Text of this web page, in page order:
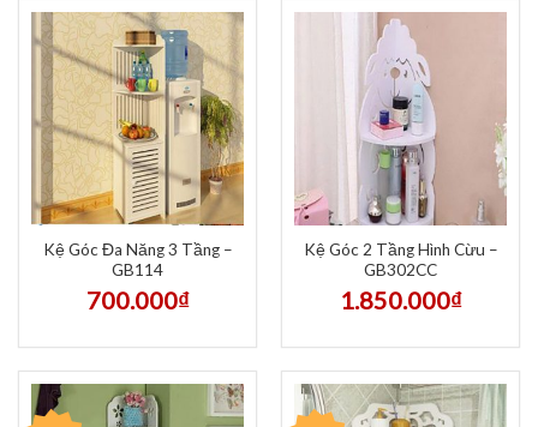
Kệ Góc Đa Năng 3 Tầng –
GB114
700.000₫
Kệ Góc 2 Tầng Hình Cừu –
GB302CC
1.850.000₫